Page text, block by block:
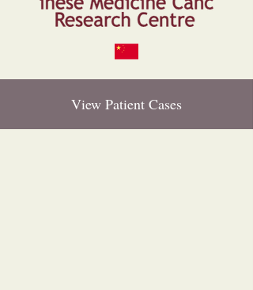
View Patient Cases